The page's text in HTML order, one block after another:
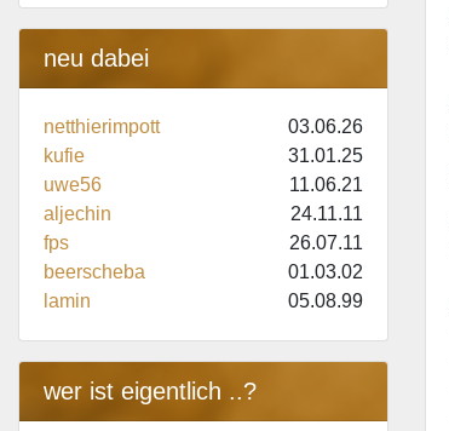
neu dabei
netthierimpott
03.06.26
kufie
31.01.25
uwe56
11.06.21
aljechin
24.11.11
fps
26.07.11
beerscheba
01.03.02
lamin
05.08.99
wer ist eigentlich ..?